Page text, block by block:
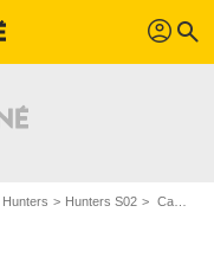
profil search
Hunters Hunters S02 Casting Hunters S02